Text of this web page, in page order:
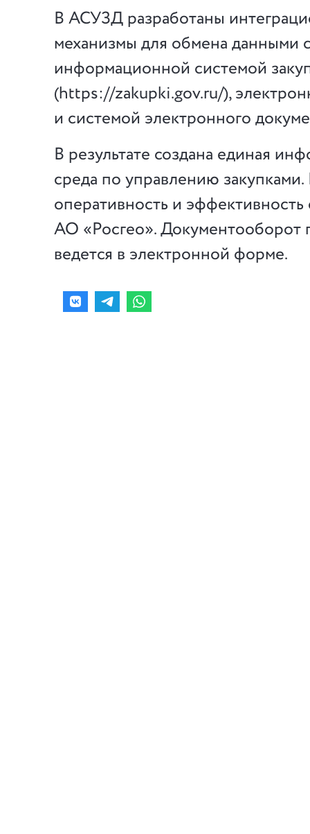
В АСУЗД разработаны
механизмы для обмена данными
информационной системой
(https://zakupki.gov.ru/),
и системой электронного
В результате создана единая
среда по управлению
оперативность и
АО «Росгео». Документооборот
ведется в электронной форме.